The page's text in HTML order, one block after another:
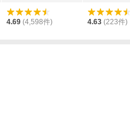
4.69 (4,598件) 4.63 (223件)